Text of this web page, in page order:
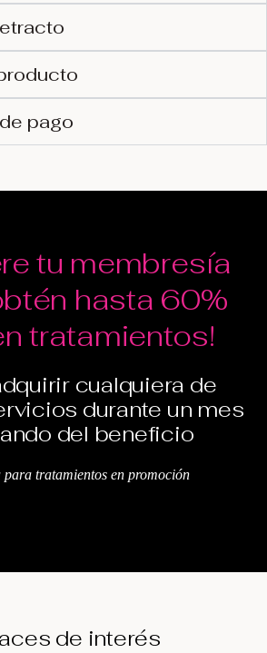
pago
tu membresía
hasta 60%
tratamientos!
cualquiera de
durante un mes
del beneficio
tratamientos en promoción
de interés